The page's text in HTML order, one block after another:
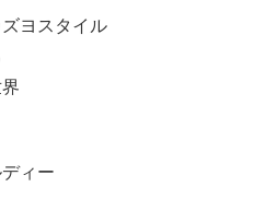
ヨスタイル
ィー